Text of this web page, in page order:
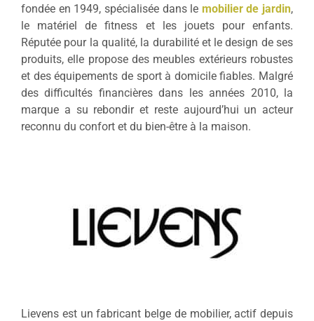
fondée en 1949, spécialisée dans le mobilier de jardin,
le matériel de fitness et les jouets pour enfants.
Réputée pour la qualité, la durabilité et le design de ses
produits, elle propose des meubles extérieurs robustes
et des équipements de sport à domicile fiables. Malgré
des difficultés financières dans les années 2010, la
marque a su rebondir et reste aujourd’hui un acteur
reconnu du confort et du bien-être à la maison.
Lievens est un fabricant belge de mobilier, actif depuis